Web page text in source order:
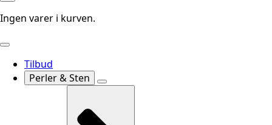
Ingen varer i kurven.
Tilbud
Perler & Sten